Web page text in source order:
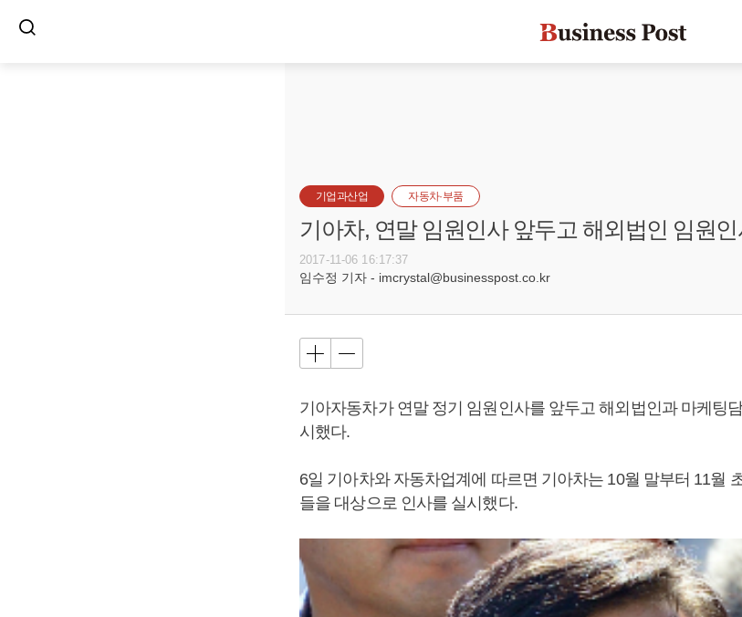
기업과산업 자동차·부품
기아차, 연말 임원인사 앞두고 해외법인 임원
2017-11-06 16:17:37
임수정 기자 - imcrystal@businesspost.co.kr
기아자동차가 연말 정기 임원인사를 앞두고 해외법인과 마케팅
시했다.
6일 기아차와 자동차업계에 따르면 기아차는 10월 말부터 11월
들을 대상으로 인사를 실시했다.